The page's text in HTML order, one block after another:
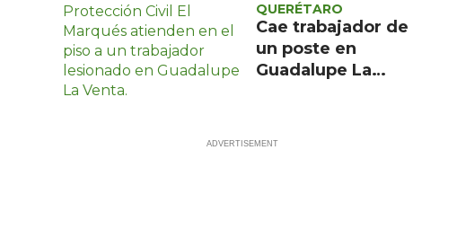
QUERÉTARO
Cae trabajador de
un poste en
Guadalupe La